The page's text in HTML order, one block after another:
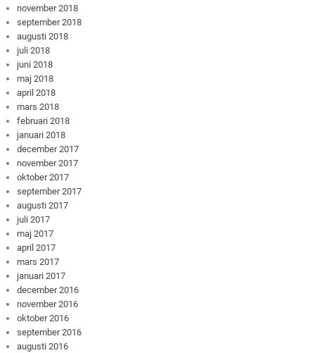
november 2018
september 2018
augusti 2018
juli 2018
juni 2018
maj 2018
april 2018
mars 2018
februari 2018
januari 2018
december 2017
november 2017
oktober 2017
september 2017
augusti 2017
juli 2017
maj 2017
april 2017
mars 2017
januari 2017
december 2016
november 2016
oktober 2016
september 2016
augusti 2016